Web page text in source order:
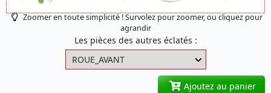
Zoomer en toute simplicité ! Survolez pour zoomer, ou cliquez pour
agrandir
Les pièces des autres éclatés :
Ajoutez au panier